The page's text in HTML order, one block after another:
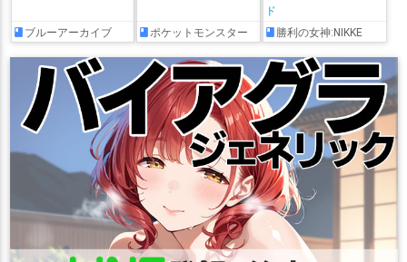
ブルーアーカイブ ポケットモンスター
ド
勝利の女神:NIKKE